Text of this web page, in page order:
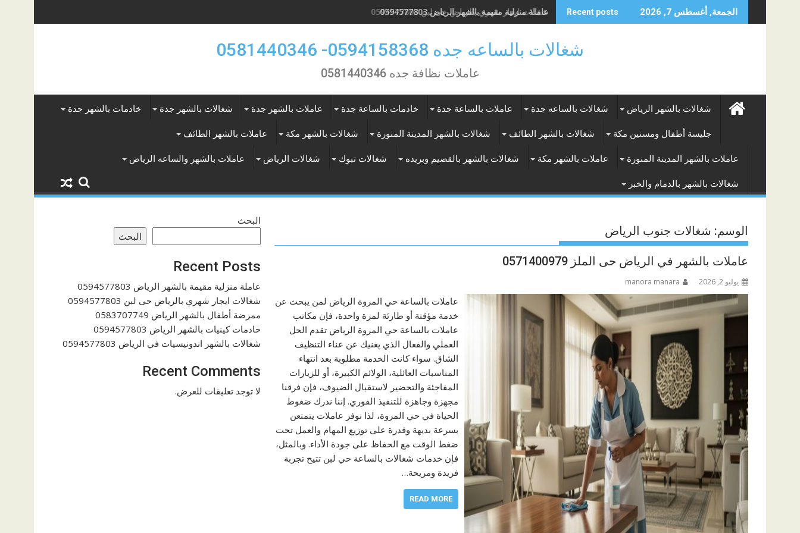
to
الجمعة, أغسطس 7, 2026 Recent posts عاملة منزلية مقيمة بالشهر الرياض 0594577803
شغالات ايجار شهري بالرياض حى لبن 0594577803
شغالات بالساعه جده 0594158368- 0581440346
عاملات نظافة جده 0581440346
شغالات بالشهر الرياض شغالات بالساعه جدة عاملات بالساعة جدة خادمات بالساعة جدة عاملات بالشهر جدة شغالات بالشهر جدة خادمات بالشهر جدة
جليسة أطفال ومسنين مكة شغالات بالشهر الطائف شغالات بالشهر المدينة المنورة شغالات بالشهر مكة عاملات بالشهر الطائف
عاملات بالشهر المدينة المنورة عاملات بالشهر مكة شغالات بالشهر بالقصيم وبريده شغالات تبوك شغالات الرياض عاملات بالشهر والساعه الرياض
شغالات بالشهر بالدمام والخبر
الوسم: شغالات جنوب الرياض
عاملات بالشهر في الرياض حى الملز 0571400979
يوليو 2, 2026 manora manara
عاملات بالساعة حي المروة الرياض لمن يبحث عن
خدمة مؤقتة أو طارئة لمرة واحدة، فإن مكاتب
عاملات بالساعة حي المروة الرياض تقدم الحل
العملي والفعال الذي يغنيك عن عناء التنظيف
الشاق. سواء كانت الخدمة مطلوبة بعد انتهاء
المناسبات العائلية، الولائم الكبيرة، أو للزيارات
المفاجئة والتحضير لاستقبال الضيوف، فإن فرقنا
مجهزة وجاهزة للتنفيذ الفوري. إننا ندرك ضغوط
الحياة في حي المروة، لذا نوفر عاملات يتمتعن
بسرعة بديهة وقدرة على توزيع المهام والعمل تحت
ضغط الوقت مع الحفاظ على جودة الأداء. وبالمثل،
فإن خدمات شغالات بالساعة حي لبن تتيح تجربة
فريدة ومريحة…
READ MORE
البحث
البحث
Recent Posts
عاملة منزلية مقيمة بالشهر الرياض 0594577803
شغالات ايجار شهري بالرياض حى لبن 0594577803
ممرضة أطفال بالشهر الرياض 0583707749
خادمات كينيات بالشهر الرياض 0594577803
شغالات بالشهر اندونيسيات في الرياض 0594577803
Recent Comments
لا توجد تعليقات للعرض.